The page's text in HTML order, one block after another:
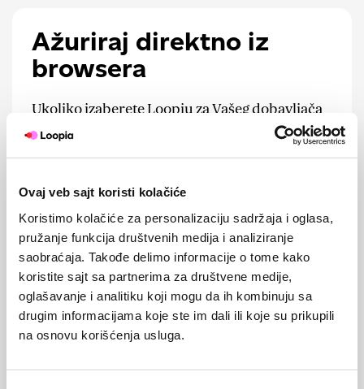
Ovaj veb sajt koristi kolačiće
Koristimo kolačiće za personalizaciju sadržaja i oglasa,
pružanje funkcija društvenih medija i analiziranje
saobraćaja. Takođe delimo informacije o tome kako
koristite sajt sa partnerima za društvene medije,
oglašavanje i analitiku koji mogu da ih kombinuju sa
drugim informacijama koje ste im dali ili koje su prikupili
na osnovu korišćenja usluga.
Ažuriraj direktno iz
browsera
Ukoliko izaberete Loopiu za Vašeg dobavljača
hosting usluga, moći ćete da otvorite e-mail,
blog ili web prodavnicu samo jednim klikom.
Instalirajte dodatne
funkcionalnosti
Pored šablona postoji i na hiljade dodataka
koje možete preuzeti sa Interneta i instalirati.
Postoje dodaci za foto galerije, upravljanje
banerima, forume, integraciju sa socijalnim